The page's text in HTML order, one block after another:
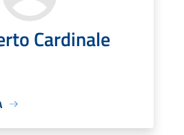
Cardinale